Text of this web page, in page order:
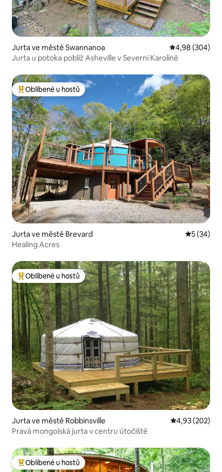
Jurta ve městě Swannanoa Průměrné
4,98 (304)
Jurta u potoka poblíž Asheville v Severní Karolíně
Nejlepší v kategorii Oblíbené u hostů
Oblíbené u hostů
Jurta ve městě Brevard Průměrné
5 (34)
Healing Acres
Nejlepší v kategorii Oblíbené u hostů
Oblíbené u hostů
Jurta ve městě Robbinsville Průměrné
4,93 (202)
Pravá mongolská jurta v centru útočiště
Nejlepší v kategorii Oblíbené u hostů
Oblíbené u hostů